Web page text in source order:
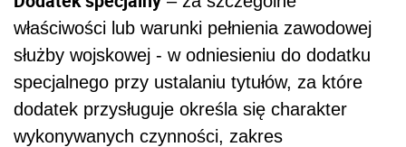
właściwości lub warunki pełnienia zawodowej
służby wojskowej - w odniesieniu do dodatku
specjalnego przy ustalaniu tytułów, za które
dodatek przysługuje określa się charakter
wykonywanych czynności, zakres